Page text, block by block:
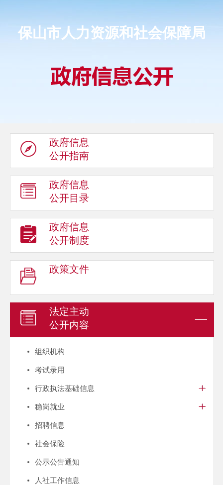
保山市人力资源和社会保障局
政府信息
公开指南
政府信息
公开目录
政府信息
公开制度
政策文件
法定主动
公开内容
组织机构
考试录用
行政执法基础信息
稳岗就业
招聘信息
社会保险
公示公告通知
人社工作信息